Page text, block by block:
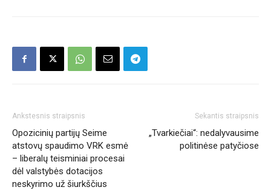
Ankstesnis straipsnis
Opozicinių partijų Seime
atstovų spaudimo VRK esmė
– liberalų teisminiai procesai
dėl valstybės dotacijos
neskyrimo už šiurkščius
Sekantis straipsnis
„Tvarkiečiai“: nedalyvausime
politinėse patyčiose